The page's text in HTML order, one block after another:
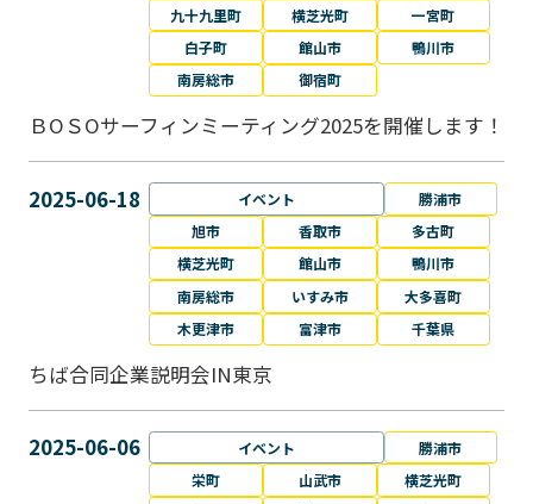
九十九里町
横芝光町
一宮町
白子町
館山市
鴨川市
南房総市
御宿町
ＢОＳОサーフィンミーティング2025を開催します！
2025-06-18 イベント
勝浦市
旭市
香取市
多古町
横芝光町
館山市
鴨川市
南房総市
いすみ市
大多喜町
木更津市
富津市 千葉県
ちば合同企業説明会IN東京
2025-06-06 イベント
勝浦市
栄町
山武市
横芝光町